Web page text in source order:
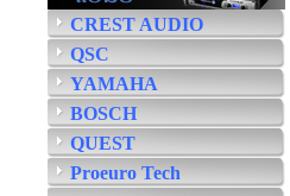
CREST AUDIO
QSC
YAMAHA
BOSCH
QUEST
Proeuro Tech